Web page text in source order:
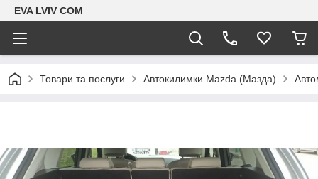
EVA LVIV COM
Товари та послуги Автокилимки Mazda (Мазда)